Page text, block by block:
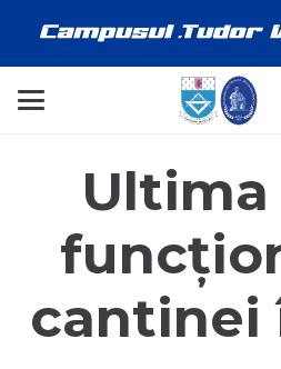
Ultima
cantinei